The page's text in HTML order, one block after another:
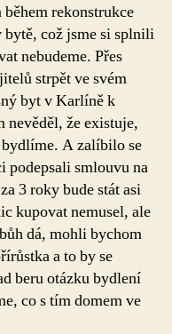
rekonstrukce
bytě, což jsme si splnili
nebudeme. Přes
strpět ve svém
byt v Karlíně k
nevěděl, že existuje,
A zalíbilo se
podepsali smlouvu na
3 roky bude stát asi
kupovat nemusel, ale
dá, mohli bychom
a to by se
beru otázku bydlení
co s tím domem ve